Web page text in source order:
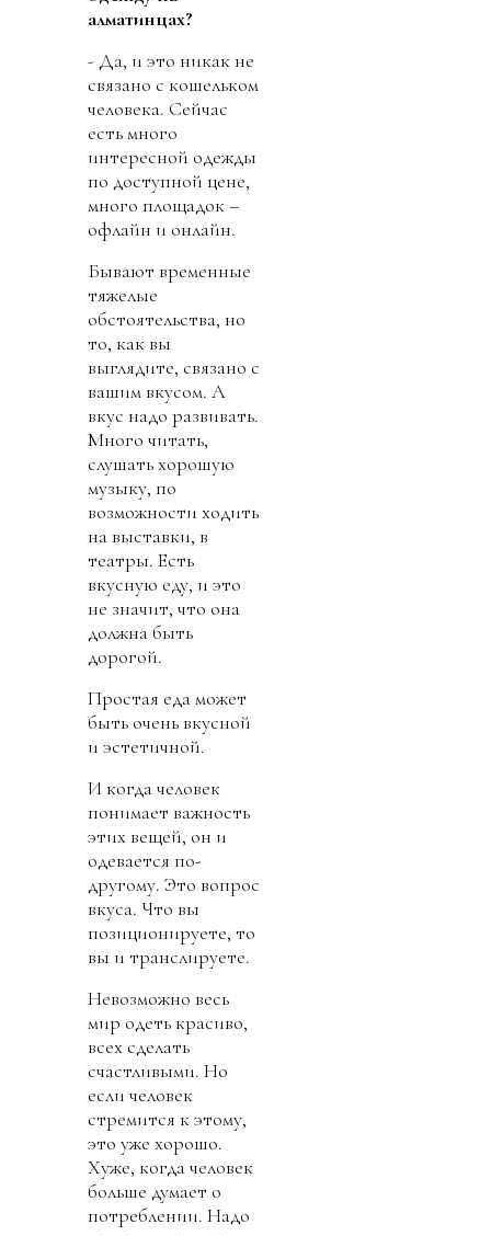
алматинцах?
- Да, и это никак не
связано с кошельком
человека. Сейчас
есть много
интересной одежды
по доступной цене,
много площадок –
офлайн и онлайн.
Бывают временные
тяжелые
обстоятельства, но
то, как вы
выглядите, связано с
вашим вкусом. А
вкус надо развивать.
Много читать,
слушать хорошую
музыку, по
возможности ходить
на выставки, в
театры. Есть
вкусную еду, и это
не значит, что она
должна быть
дорогой.
Простая еда может
быть очень вкусной
и эстетичной.
И когда человек
понимает важность
этих вещей, он и
одевается по-
другому. Это вопрос
вкуса. Что вы
позиционируете, то
вы и транслируете.
Невозможно весь
мир одеть красиво,
всех сделать
счастливыми. Но
если человек
стремится к этому,
это уже хорошо.
Хуже, когда человек
больше думает о
потреблении. Надо